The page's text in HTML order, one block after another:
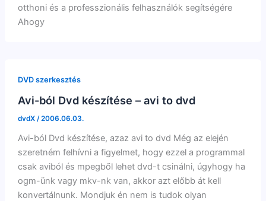
otthoni és a professzionális felhasználók segítségére
Ahogy
DVD szerkesztés
Avi-ból Dvd készítése – avi to dvd
dvdX /2006.06.03.
Avi-ból Dvd készítése, azaz avi to dvd Még az elején
szeretném felhívni a figyelmet, hogy ezzel a programmal
csak aviból és mpegből lehet dvd-t csinálni, úgyhogy ha
ogm-ünk vagy mkv-nk van, akkor azt előbb át kell
konvertálnunk. Mondjuk én nem is tudok olyan